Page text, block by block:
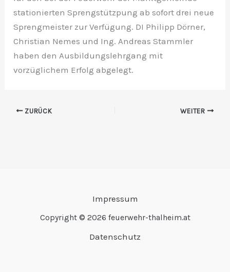
stationierten Sprengstützpung ab sofort drei neue
Sprengmeister zur Verfügung. DI Philipp Dörner,
Christian Nemes und Ing. Andreas Stammler
haben den Ausbildungslehrgang mit
vorzüglichem Erfolg abgelegt.
ZURÜCK WEITER
Impressum
Copyright © 2026 feuerwehr-thalheim.at
Datenschutz